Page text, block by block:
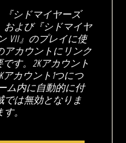
シドマイヤーズ
および『シドマイヤ
VII』のプレイに使
アカウントにリンク
す。2Kアカウント
カウント1つにつ
ム内に自動的に付
では無効となりま
。